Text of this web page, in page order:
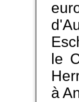
le
à